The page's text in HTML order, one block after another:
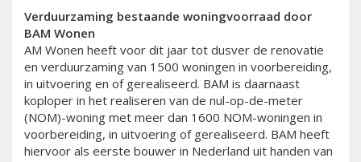
Verduurzaming bestaande woningvoorraad door
BAM Wonen
AM Wonen heeft voor dit jaar tot dusver de renovatie
en verduurzaming van 1500 woningen in voorbereiding,
in uitvoering en of gerealiseerd. BAM is daarnaast
koploper in het realiseren van de nul-op-de-meter
(NOM)-woning met meer dan 1600 NOM-woningen in
voorbereiding, in uitvoering of gerealiseerd. BAM heeft
hiervoor als eerste bouwer in Nederland uit handen van